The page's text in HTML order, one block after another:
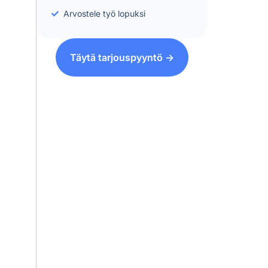
Arvostele työ lopuksi
Täytä tarjouspyyntö ->